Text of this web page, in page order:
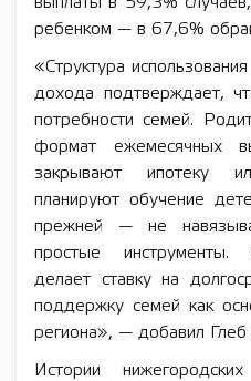
ребенком — в 67,6%
«Структура
дохода подтверждает,
потребности семей.
формат ежемесячных
закрывают ипотеку
планируют обучение
прежней — не
простые инструменты.
делает ставку на
поддержку семей как
региона», — добавил Глеб
Истории